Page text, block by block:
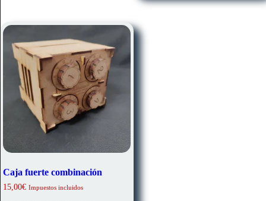
Caja fuerte combinación
15,00€ Impuestos incluidos